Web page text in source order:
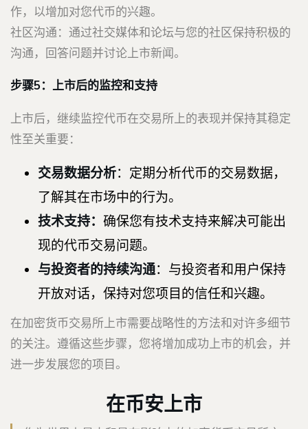
作，以增加对您代币的兴趣。
社区沟通：通过社交媒体和论坛与您的社区保持积极的
沟通，回答问题并讨论上市新闻。
步骤5：上市后的监控和支持
上市后，继续监控代币在交易所上的表现并保持其稳定
性至关重要：
交易数据分析：定期分析代币的交易数据，
了解其在市场中的行为。
技术支持： 确保您有技术支持来解决可能出
现的代币交易问题。
与投资者的持续沟通：与投资者和用户保持
开放对话，保持对您项目的信任和兴趣。
在加密货币交易所上市需要战略性的方法和对许多细节
的关注。遵循这些步骤，您将增加成功上市的机会，并
进一步发展您的项目。
在币安上市